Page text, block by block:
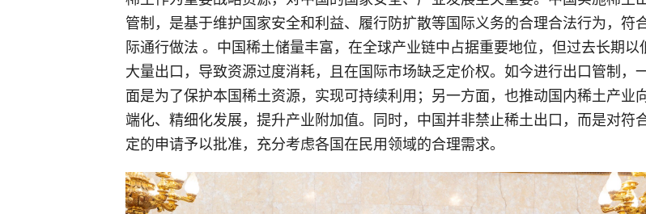
管制，是基于维护国家安全和利益、履行防扩散等国际义务的合理合法行为，符
际通行做法 。中国稀土储量丰富，在全球产业链中占据重要地位，但过去长期以
大量出口，导致资源过度消耗，且在国际市场缺乏定价权。如今进行出口管制，
面是为了保护本国稀土资源，实现可持续利用；另一方面，也推动国内稀土产业
端化、精细化发展，提升产业附加值。同时，中国并非禁止稀土出口，而是对符
定的申请予以批准，充分考虑各国在民用领域的合理需求。